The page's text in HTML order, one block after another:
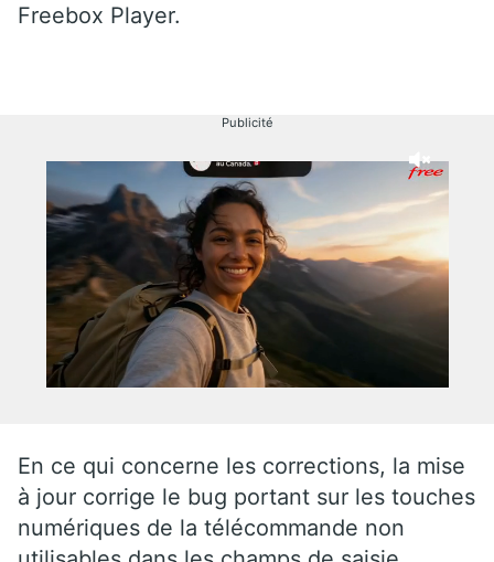
Freebox Player.
Publicité
En ce qui concerne les corrections, la mise
à jour corrige le bug portant sur les touches
numériques de la télécommande non